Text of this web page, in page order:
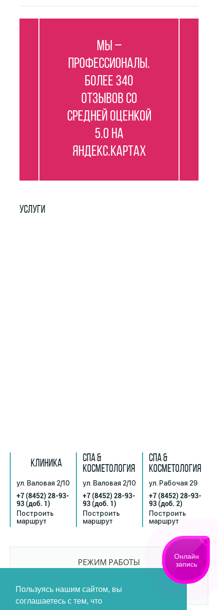
Пользуясь нашим сайтом, вы
соглашаетесь с тем, что
УСЛУГИ
Мы –
профессионалы.
Более 340
отзывов со
средней оценкой
5.0 на
Яндекс.Картах
КЛИНИКА
ул. Валовая 2/10
+7 (8452) 28-93-
93(доб. 1)
Построить
маршрут
СПА &
КОСМЕТОЛОГИЯ
ул. Валовая 2/10
+7 (8452) 28-93-
93(доб. 1)
Построить
маршрут
СПА &
КОСМЕТОЛОГИЯ
ул. Рабочая 29
+7 (8452) 28-93-
93(доб. 2)
Построить
маршрут
РЕЖИМ РАБОТЫ
БЕЗ ПЕРЕРЫВОВ И ВЫХОДНЫХ
Онлайн
запись